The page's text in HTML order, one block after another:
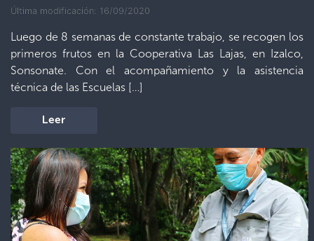
Última modificación: 16/09/2020
Luego de 8 semanas de constante trabajo, se recogen los
primeros frutos en la Cooperativa Las Lajas, en Izalco,
Sonsonate. Con el acompañamiento y la asistencia
técnica de las Escuelas […]
Leer